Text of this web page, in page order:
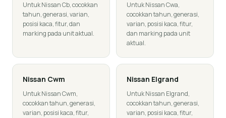
Untuk Nissan Cb, cocokkan
tahun, generasi, varian,
posisi kaca, fitur, dan
marking pada unit aktual.
Untuk Nissan Cwa,
cocokkan tahun, generasi,
varian, posisi kaca, fitur,
dan marking pada unit
aktual.
Nissan Cwm
Untuk Nissan Cwm,
cocokkan tahun, generasi,
varian, posisi kaca, fitur,
Nissan Elgrand
Untuk Nissan Elgrand,
cocokkan tahun, generasi,
varian, posisi kaca, fitur,